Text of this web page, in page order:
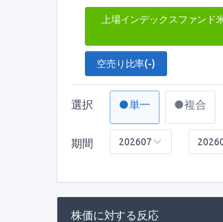
上場インデックスファンド
空売り比率(-)
選択 ●単一 ●複合
期間
株価に対する反応